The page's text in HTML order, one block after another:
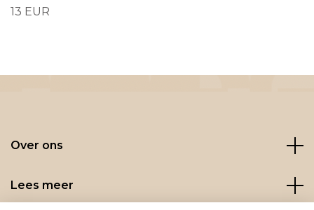
13 EUR
Over ons
Lees meer